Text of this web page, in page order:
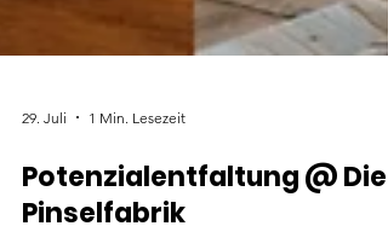
29. Juli 1 Min. Lesezeit